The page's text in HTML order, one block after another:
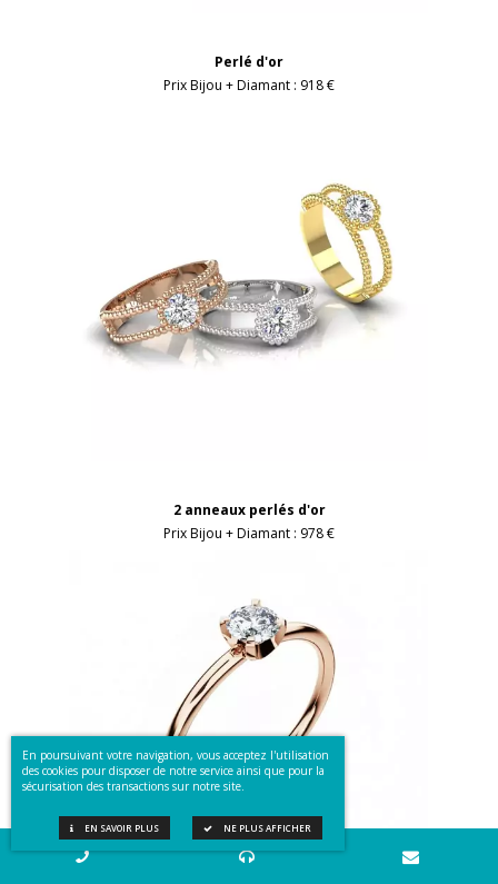
Perlé d'or
Prix Bijou + Diamant : 918 €
2 anneaux perlés d'or
Prix Bijou + Diamant : 978 €
En poursuivant votre navigation, vous acceptez l'utilisation
des cookies pour disposer de notre service ainsi que pour la
sécurisation des transactions sur notre site.
NE PLUS AFFICHER
EN SAVOIR PLUS